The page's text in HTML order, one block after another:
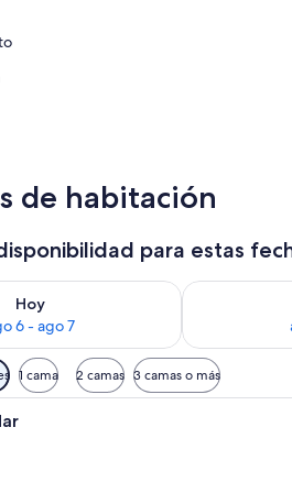
de habitación
para estas
Hoy
6 - ago 7
para hoy ago 6 - ago 7
Consulta la
1 cama 2 camas 3 camas o más
Un dormitorio de cabaña de